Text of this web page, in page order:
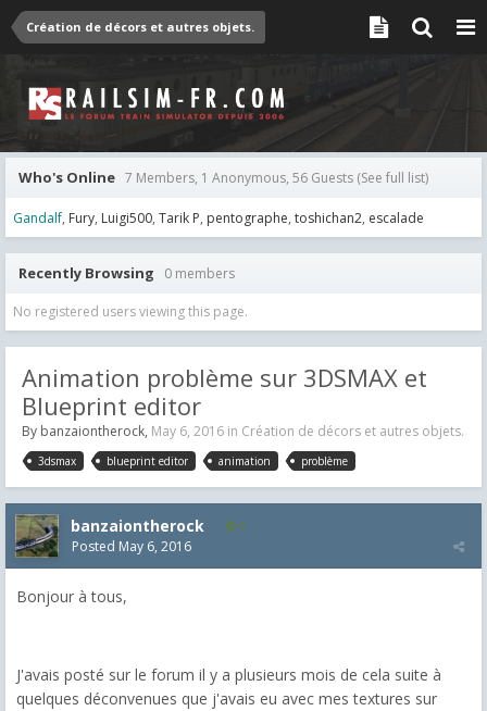
Création de décors et autres objets.
Who's Online 7 Members, 1 Anonymous, 56 Guests (See full list)
Gandalf Fury Luigi500 Tarik P pentographe toshichan2 escalade
Recently Browsing 0 members
No registered users viewing this page.
Animation problème sur 3DSMAX et
Blueprint editor
By banzaiontherock, May 6, 2016 in Création de décors et autres objets.
3dsmax blueprint editor animation problème
banzaiontherock 1
Posted May 6, 2016
Bonjour à tous,
J'avais posté sur le forum il y a plusieurs mois de cela suite à
quelques déconvenues que j'avais eu avec mes textures sur